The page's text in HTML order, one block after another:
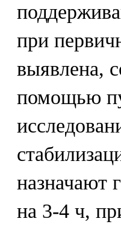
при
выявлена,
помощью
назначают
на 3-4 ч,